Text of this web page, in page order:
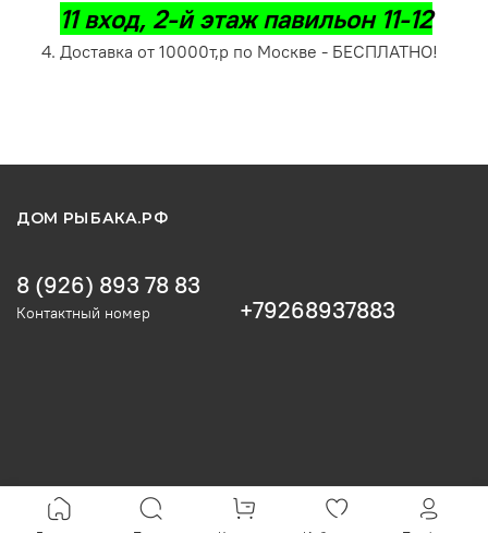
11 вход, 2-й этаж павильон 11-12
Доставка от 10000т,р по Москве - БЕСПЛАТНО!
ДОМ РЫБАКА.РФ
8 (926) 893 78 83
Контактный номер +79268937883